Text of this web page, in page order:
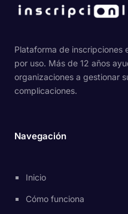
Plataforma de inscripciones
por uso. Más de 12 años
organizaciones a gestionar
complicaciones.
Navegación
Inicio
Cómo funciona